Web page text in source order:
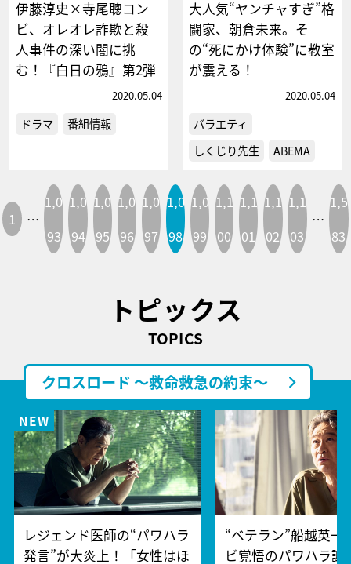
伊藤淳史×寺尾聰コン
ビ、オレオレ詐欺と殺
人事件の深い闇に挑
む！『白日の鴉』第2弾
2020.05.04
ドラマ 番組情報
大人気“ヤンチャすぎ”格
闘家、朝倉未来。そ
の“死にかけ体験”に教室
が震える！
2020.05.04
バラエティ
しくじり先生
ABEMA
1 …
1,0
93
1,0
94
1,0
95
1,0
96
1,0
97
1,0
98
1,0
99
1,1
00
1,1
01
1,1
02
1,1
03
…
1,5
83
トピックス
TOPICS
クロスロード ～救命救急の約束～
レジェンド医師の“パワハラ
発言”が大炎上！「女性はほ
“ベテラン”船越英一
ビ覚悟のパワハラ謝